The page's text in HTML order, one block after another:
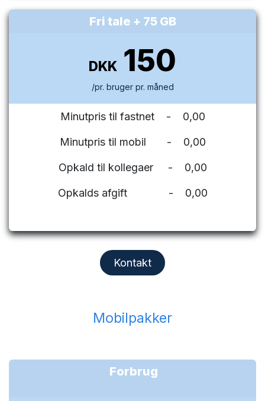
Fri tale + 75 GB
DKK 150
/pr. bruger pr. måned
Minutpris til fastnet - 0,00
Minutpris til mobil - 0,00
Opkald til kollegaer - 0,00
Opkalds afgift - 0,00
Kontakt
Mobilpakker
Forbrug